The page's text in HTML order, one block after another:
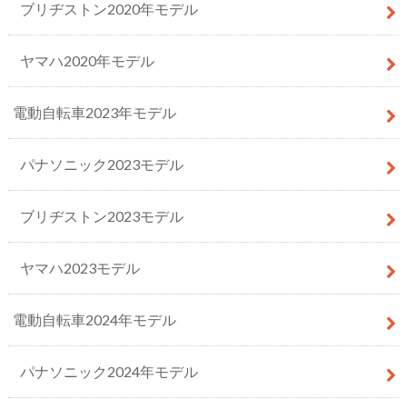
ブリヂストン2020年モデル
ヤマハ2020年モデル
電動自転車2023年モデル
パナソニック2023モデル
ブリヂストン2023モデル
ヤマハ2023モデル
電動自転車2024年モデル
パナソニック2024年モデル